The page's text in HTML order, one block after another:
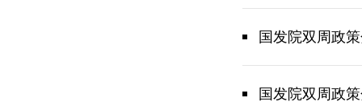
国发院双周政
国发院双周政